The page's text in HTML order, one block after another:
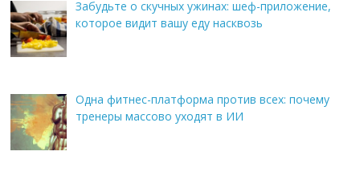
Забудьте о скучных ужинах: шеф-приложение,
которое видит вашу еду насквозь
Одна фитнес-платформа против всех: почему
тренеры массово уходят в ИИ